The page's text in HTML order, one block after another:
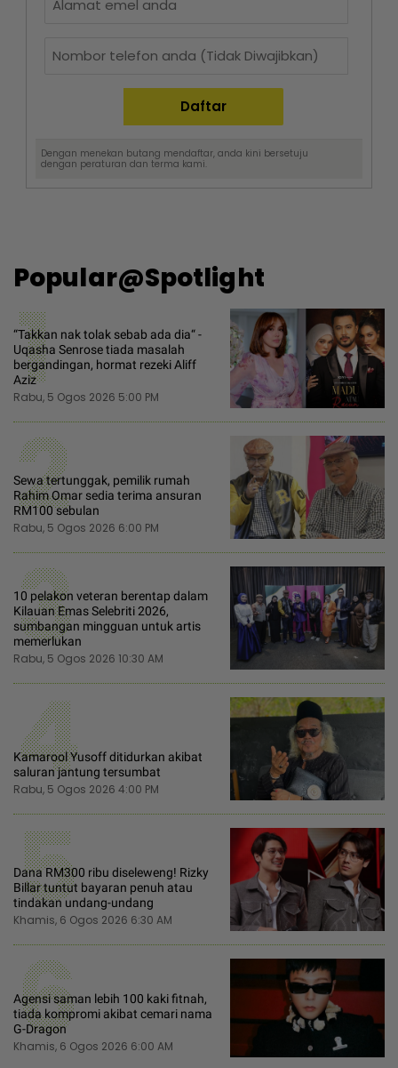
Dengan menekan butang mendaftar, anda kini bersetuju
dengan peraturan dan terma kami.
Popular@Spotlight
1
“Takkan nak tolak sebab ada dia“ -
Uqasha Senrose tiada masalah
bergandingan, hormat rezeki Aliff
Aziz
Rabu, 5 Ogos 2026 5:00 PM
2
Sewa tertunggak, pemilik rumah
Rahim Omar sedia terima ansuran
RM100 sebulan
Rabu, 5 Ogos 2026 6:00 PM
3
10 pelakon veteran berentap dalam
Kilauan Emas Selebriti 2026,
sumbangan mingguan untuk artis
memerlukan
Rabu, 5 Ogos 2026 10:30 AM
4
Kamarool Yusoff ditidurkan akibat
saluran jantung tersumbat
Rabu, 5 Ogos 2026 4:00 PM
5
Dana RM300 ribu diseleweng! Rizky
Billar tuntut bayaran penuh atau
tindakan undang-undang
Khamis, 6 Ogos 2026 6:30 AM
6
Agensi saman lebih 100 kaki fitnah,
tiada kompromi akibat cemari nama
G-Dragon
Khamis, 6 Ogos 2026 6:00 AM